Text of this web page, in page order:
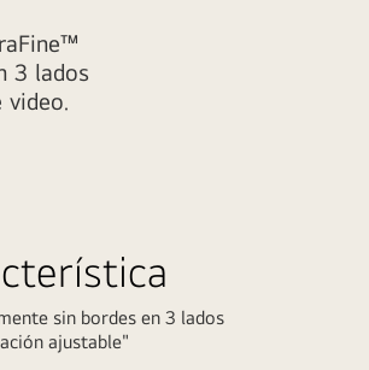
3 lados
sin bordes en 3 lados
ajustable"